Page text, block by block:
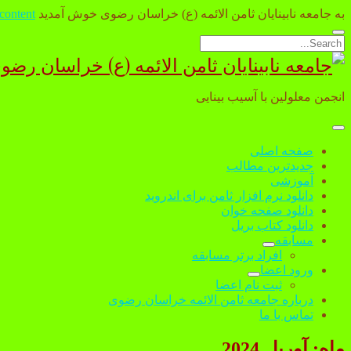
به جامعه نابینایان ثامن الائمه (ع) خراسان رضوی خوش آمدید
Open
search
bar
Search
جامعه
نابینایان
الائمه
(ع)
خراسان
رضوی
انجمن معلولین با آسیب بینایی
open
صفحه اصلی
جدیدترین مطالب
آموزشی
دانلود نرم افزار ثامن برای اندروید
دانلود صفحه خوان
دانلود کتاب بریل
مسابقه
open
dropdown
menu
افراد برتر مسابقه
ورود اعضا
open
dropdown
menu
ثبت نام اعضا
درباره جامعه ثامن الائمه خراسان رضوی
تماس با ما